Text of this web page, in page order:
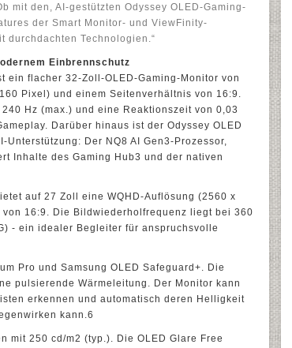
mit den, AI-gestützten Odyssey OLED-Gaming-
der Smart Monitor- und ViewFinity-
durchdachten Technologien.“
Einbrennschutz
ein flacher 32-Zoll-OLED-Gaming-Monitor von
Pixel) und einem Seitenverhältnis von 16:9.
Hz (max.) und eine Reaktionszeit von 0,03
Darüber hinaus ist der Odyssey OLED
Der NQ8 AI Gen3-Prozessor,
Inhalte des Gaming Hub3 und der nativen
auf 27 Zoll eine WQHD-Auflösung (2560 x
16:9. Die Bildwiederholfrequenz liegt bei 360
- ein idealer Begleiter für anspruchsvolle
Pro und Samsung OLED Safeguard+. Die
pulsierende Wärmeleitung. Der Monitor kann
erkennen und automatisch deren Helligkeit
kann.6
mit 250 cd/m2 (typ.). Die OLED Glare Free